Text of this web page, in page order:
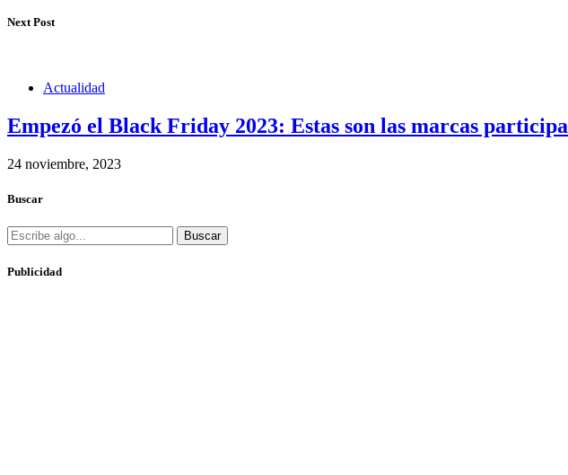
Next Post
Actualidad
Empezó el Black Friday 2023: Estas son las marcas
24 noviembre, 2023
Buscar
Buscar
Publicidad